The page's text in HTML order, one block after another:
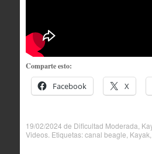
Comparte esto:
Facebook X
19/02/2024 de Dificultad Moderada
Videos. Etiquetas:canal beagle Kayak